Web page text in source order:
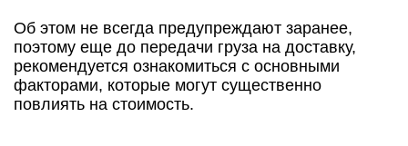
Об этом не всегда предупреждают заранее,
поэтому еще до передачи груза на доставку,
рекомендуется ознакомиться с основными
факторами, которые могут существенно
повлиять на стоимость.